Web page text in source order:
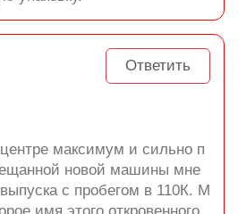
Ответить
максимум и сильно п
новой машины мне
с пробегом в 110К. М
имя этого откровенного